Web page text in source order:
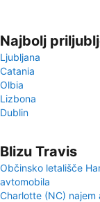
Najbolj
Ljubljana
Catania
Olbia
Lizbona
Dublin
Blizu
Občinsko letališče
avtomobila
Charlotte (NC) najem